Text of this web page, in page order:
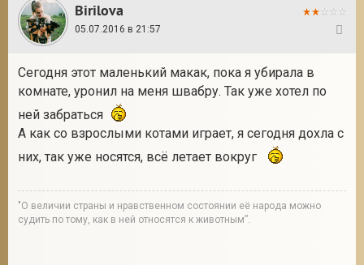
Birilova
05.07.2016 в 21:57
Сегодня этот маленький макак, пока я убирала в
комнате, уронил на меня швабру. Так уже хотел по
ней забраться
А как со взрослыми котами играет, я сегодня дохла с
них, так уже носятся, всё летает вокруг
"О величии страны и нравственном состоянии её народа можно
судить по тому, как в ней относятся к животным”.